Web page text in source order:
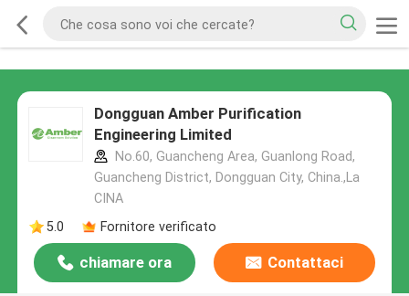
Dongguan Amber Purification
Engineering Limited
No.60, Guancheng Area, Guanlong Road,
Guancheng District, Dongguan City, China.,La
CINA
5.0
Fornitore verificato
chiamare ora Contattaci